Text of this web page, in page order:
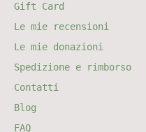
Gift Card
Le mie recensioni
Le mie donazioni
Spedizione e rimborso
Contatti
Blog
FAQ